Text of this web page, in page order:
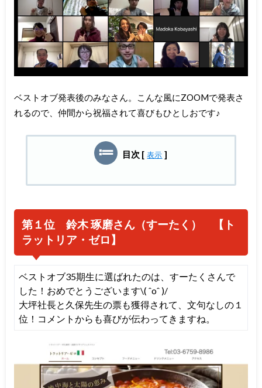
ベストオブ発表後のみなさん。こんな風にZOOMで発表さ
れるので、仲間から祝福されて喜びもひとしおです♪
目次 [ 表示 ]
第１位 鈴木 琢磨さん（すーたく） 【ト
ラットリア・ゼロ】
ベストオブ35期生に選ばれたのは、すーたくさんで
した！おめでとうございます\( ˆoˆ )/
大坪社長と久保先生の票も獲得されて、文句なしの１
位！コメントからも喜びが伝わってきますね。